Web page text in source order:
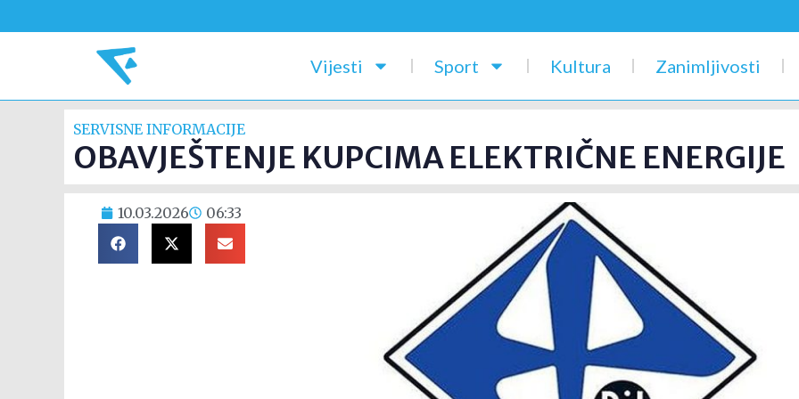
Vijesti Sport Kultura Zanimljivosti
SERVISNE INFORMACIJE
OBAVJEŠTENJE KUPCIMA ELEKTRIČNE ENERGIJE
10.03.2026 06:33